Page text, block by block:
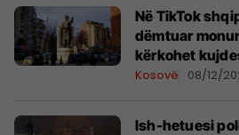
Në TikTok
dëmtuar
kërkohet
Kosovë 08/12/
Ish-hetuesi